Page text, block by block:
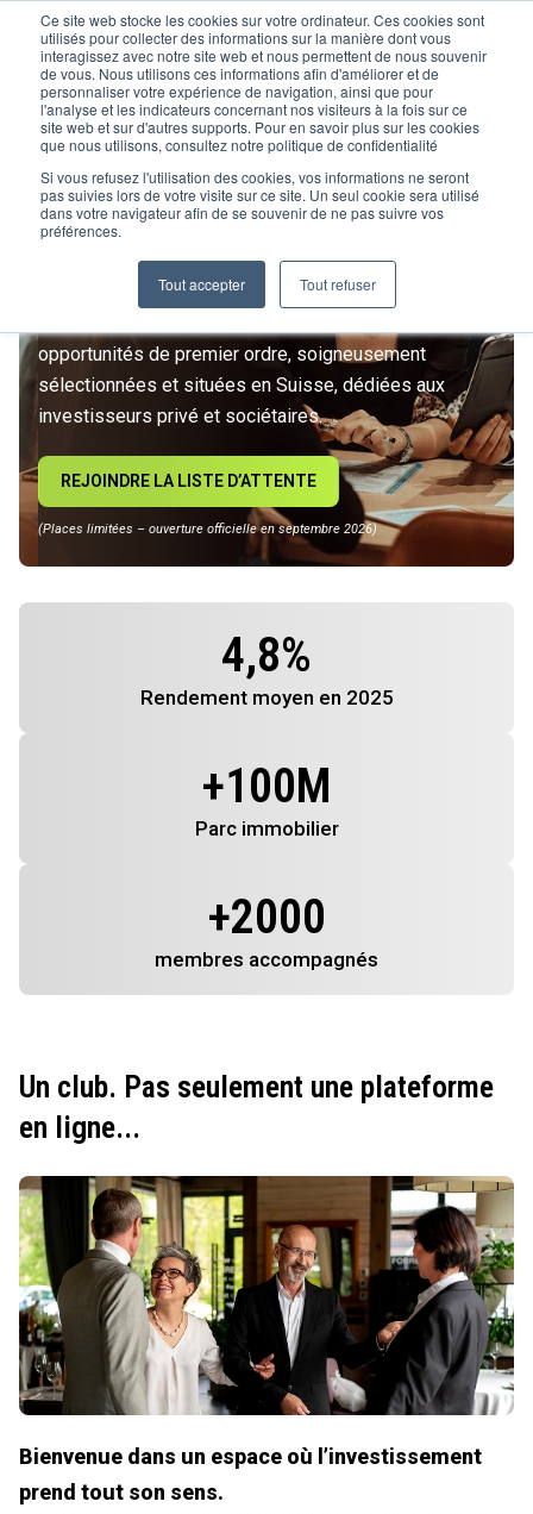
Ce site web stocke les cookies sur votre ordinateur. Ces cookies sont
utilisés pour collecter des informations sur la manière dont vous
interagissez avec notre site web et nous permettent de nous souvenir
de vous. Nous utilisons ces informations afin d'améliorer et de
personnaliser votre expérience de navigation, ainsi que pour
l'analyse et les indicateurs concernant nos visiteurs à la fois sur ce
site web et sur d'autres supports. Pour en savoir plus sur les cookies
que nous utilisons, consultez notre politique de confidentialité
Si vous refusez l'utilisation des cookies, vos informations ne seront
pas suivies lors de votre visite sur ce site. Un seul cookie sera utilisé
dans votre navigateur afin de se souvenir de ne pas suivre vos
préférences.
Tout accepter Tout refuser
L’IMMOBILIER
D’INVESTISSEMENT ENTRE
DANS UNE NOUVELLE ÈRE
Rejoignez le premier club privé d'investissement
opportunités de premier ordre, soigneusement
sélectionnées et situées en Suisse, dédiées aux
investisseurs privé et sociétaires.
REJOINDRE LA LISTE D’ATTENTE
(Places limitées – ouverture officielle en septembre 2026)
4,8%
Rendement moyen en 2025
+100M
Parc immobilier
+2000
membres accompagnés
Un club. Pas seulement une plateforme
en ligne...
Bienvenue dans un espace où l’investissement
prend tout son sens.